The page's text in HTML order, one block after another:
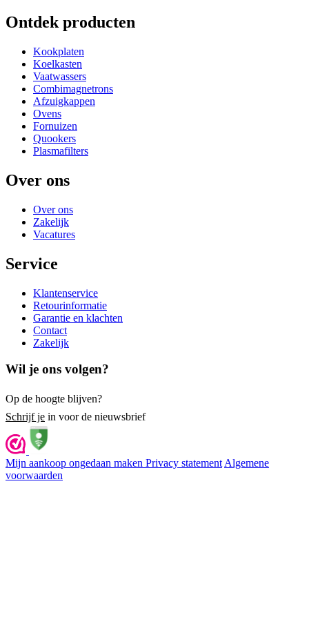
Ontdek producten
Kookplaten
Koelkasten
Vaatwassers
Combimagnetrons
Afzuigkappen
Ovens
Fornuizen
Quookers
Plasmafilters
Over ons
Over ons
Zakelijk
Vacatures
Service
Klantenservice
Retourinformatie
Garantie en klachten
Contact
Zakelijk
Wil je ons volgen?
Op de hoogte blijven?
Schrijf je in voor de nieuwsbrief
Mijn aankoop ongedaan maken Privacy statement Algemene
voorwaarden